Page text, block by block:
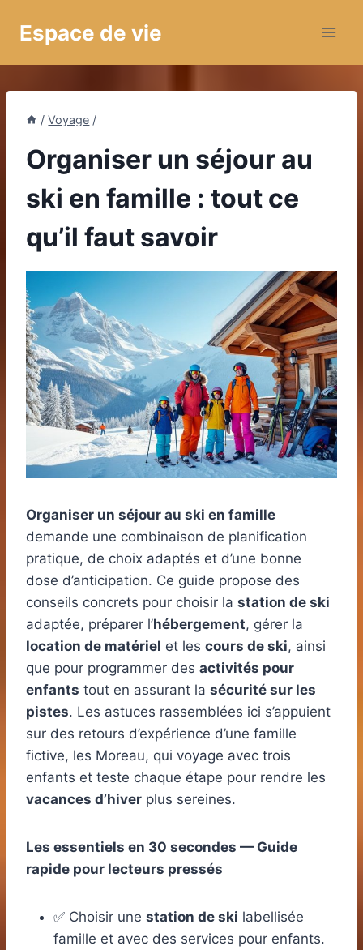
Espace de vie
/ Voyage /
Organiser un séjour au
ski en famille : tout ce
qu’il faut savoir
Organiser un séjour au ski en famille
demande une combinaison de planification
pratique, de choix adaptés et d’une bonne
dose d’anticipation. Ce guide propose des
conseils concrets pour choisir la station de ski
adaptée, préparer l’hébergement, gérer la
location de matériel et les cours de ski, ainsi
que pour programmer des activités pour
enfants tout en assurant la sécurité sur les
pistes. Les astuces rassemblées ici s’appuient
sur des retours d’expérience d’une famille
fictive, les Moreau, qui voyage avec trois
enfants et teste chaque étape pour rendre les
vacances d’hiver plus sereines.
Les essentiels en 30 secondes — Guide
rapide pour lecteurs pressés
✅ Choisir une station de ski labellisée
famille et avec des services pour enfants.